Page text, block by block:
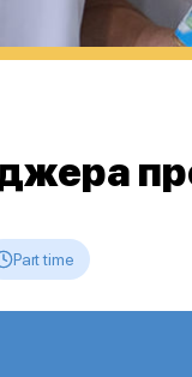
Part time